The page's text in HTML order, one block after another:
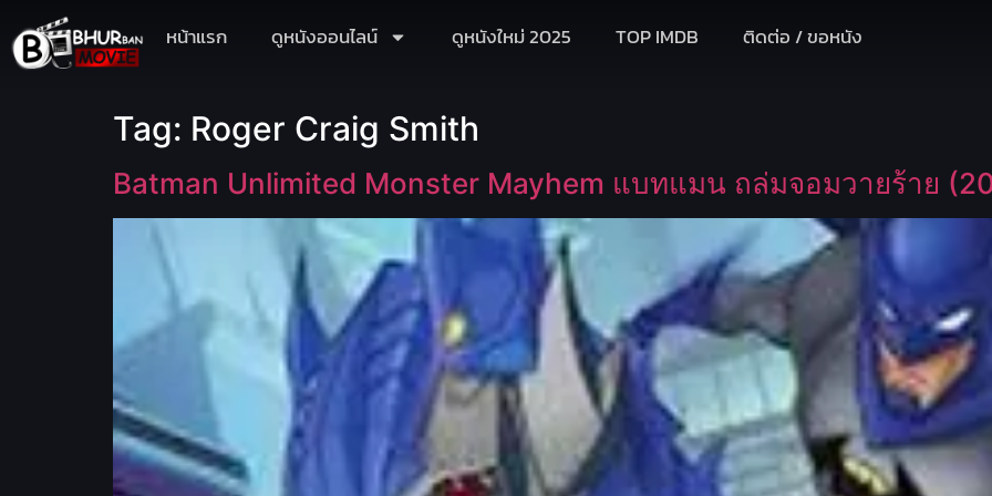
หน้าแรก ดูหนังออนไลน์ ดูหนังใหม่ 2025 TOP IMDB ติดต่อ / ขอหนัง
Tag: Roger Craig Smith
Batman Unlimited Monster Mayhem แบทแมน ถล่มจอมวายร้าย